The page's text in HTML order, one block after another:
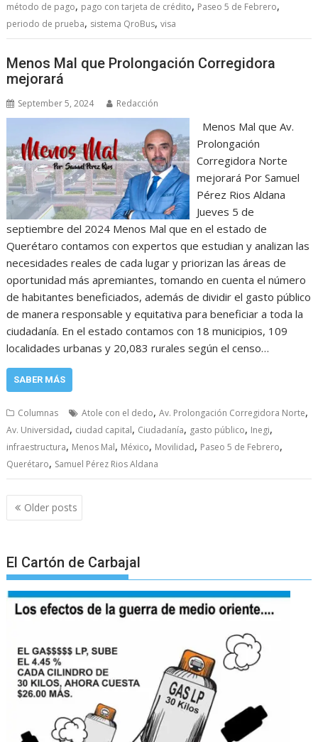
método de pago, pago con tarjeta de crédito, Paseo 5 de Febrero,
periodo de prueba, sistema QroBus,visa
Menos Mal que Prolongación Corregidora
mejorará
September 5, 2024 Redacción
Menos Mal que Av.
Prolongación
Corregidora Norte
mejorará Por Samuel
Pérez Rios Aldana
Jueves 5 de
septiembre del 2024 Menos Mal que en el estado de
Querétaro contamos con expertos que estudian y analizan las
necesidades reales de cada lugar y priorizan las áreas de
oportunidad más apremiantes, tomando en cuenta el número
de habitantes beneficiados, además de dividir el gasto público
de manera responsable y equitativa para beneficiar a toda la
ciudadanía. En el estado contamos con 18 municipios, 109
localidades urbanas y 20,083 rurales según el censo…
SABER MÁS
Columnas Atole con el dedo,Av. Prolongación Corregidora Norte,
Av. Universidad, ciudad capital, Ciudadanía, gasto público, Inegi,
infraestructura, Menos Mal, México, Movilidad, Paseo 5 de Febrero,
Querétaro, Samuel Pérez Rios Aldana
Posts
navigation
Older posts
El Cartón de Carbajal